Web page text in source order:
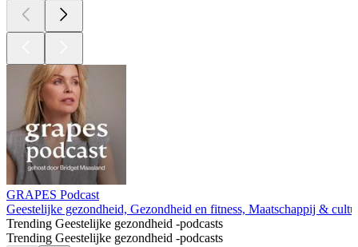
GRAPES Podcast
Geestelijke gezondheid, Gezondheid en fitness, Maatschappij &
Trending Geestelijke gezondheid -podcasts
Trending Geestelijke gezondheid -podcasts